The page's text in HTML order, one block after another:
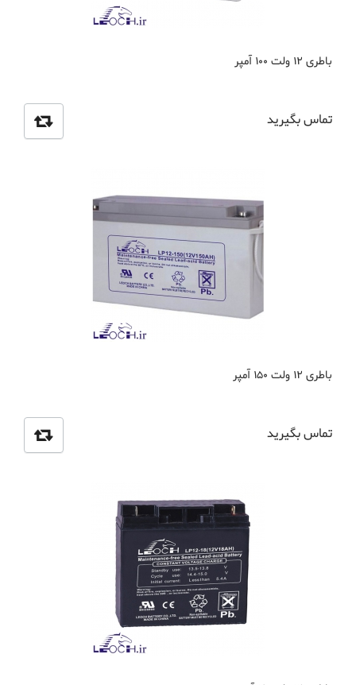
باطری 12 ولت 100 آمپر
تماس بگیرید
باطری 12 ولت 150 آمپر
تماس بگیرید